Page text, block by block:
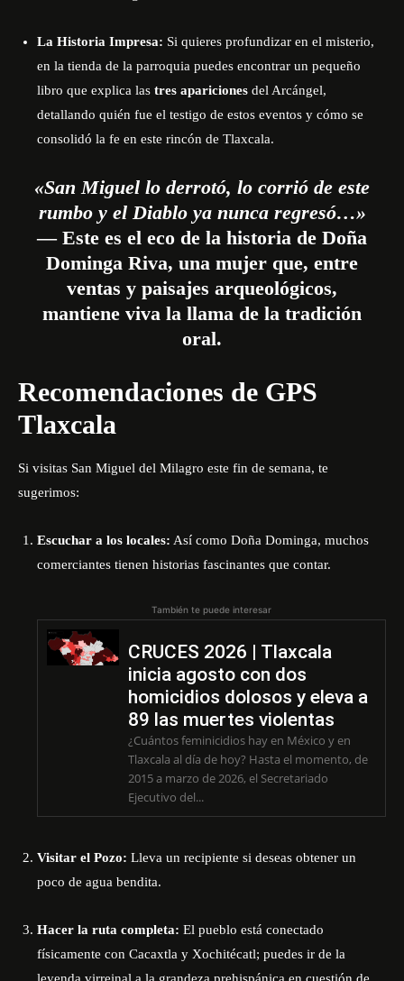
La Historia Impresa: Si quieres profundizar en el misterio,
en la tienda de la parroquia puedes encontrar un pequeño
libro que explica las tres apariciones del Arcángel,
detallando quién fue el testigo de estos eventos y cómo se
consolidó la fe en este rincón de Tlaxcala.
«San Miguel lo derrotó, lo corrió de este
rumbo y el Diablo ya nunca regresó…»
— Este es el eco de la historia de Doña
Dominga Riva, una mujer que, entre
ventas y paisajes arqueológicos,
mantiene viva la llama de la tradición
oral.
Recomendaciones de GPS
Tlaxcala
Si visitas San Miguel del Milagro este fin de semana, te
sugerimos:
Escuchar a los locales: Así como Doña Dominga, muchos
comerciantes tienen historias fascinantes que contar.
También te puede interesar
CRUCES 2026 | Tlaxcala
inicia agosto con dos
homicidios dolosos y eleva a
89 las muertes violentas
¿Cuántos feminicidios hay en México y en
Tlaxcala al día de hoy? Hasta el momento, de
2015 a marzo de 2026, el Secretariado
Ejecutivo del...
Visitar el Pozo: Lleva un recipiente si deseas obtener un
poco de agua bendita.
Hacer la ruta completa: El pueblo está conectado
físicamente con Cacaxtla y Xochitécatl; puedes ir de la